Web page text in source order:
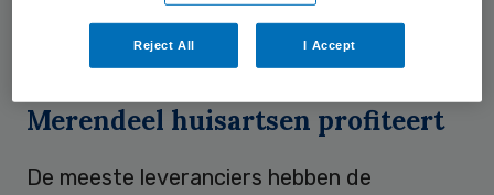
om de dossieroverdracht te
vergemakkelijken.
Merendeel huisartsen profiteert
De meeste leveranciers hebben de
Reject All I Accept